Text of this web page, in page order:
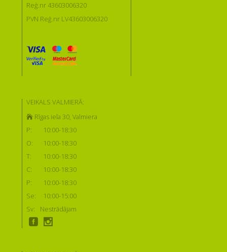
Reģ.nr 43603006320
PVN Reģ.nr LV43603006320
VEIKALS VALMIERĀ:
Rīgas iela 30, Valmiera
P:
10:00-18:30
O:
10:00-18:30
T:
10:00-18:30
C:
10:00-18:30
P:
10:00-18:30
Se:
10:00-15:00
Sv:
Nestrādājam